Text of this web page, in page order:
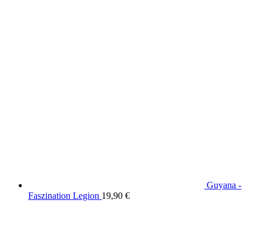
Guyana -
Faszination Legion 19,90 €